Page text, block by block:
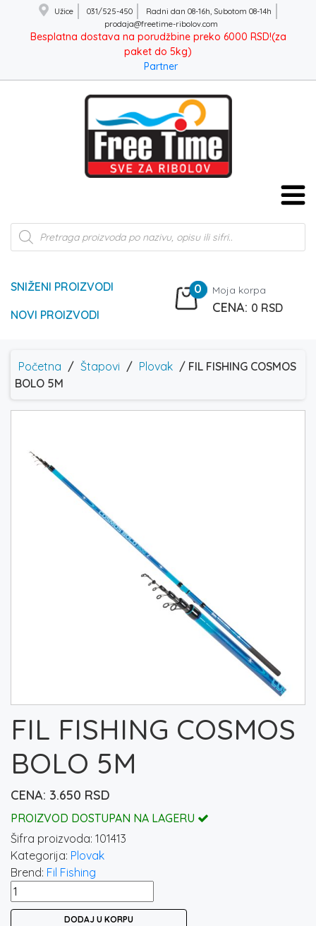
Užice 031/525-450
Radni dan 08-16h, Subotom 08-14h
prodaja@freetime-ribolov.com
Besplatna dostava na porudžbine preko 6000 RSD!(za
paket do 5kg)
Partner
Products
search
SNIŽENI PROIZVODI
NOVI PROIZVODI
0 Moja korpa
0 RSD
Početna / Štapovi / Plovak / FIL FISHING COSMOS
BOLO 5M
FIL FISHING COSMOS
BOLO 5M
3.650 RSD
PROIZVOD DOSTUPAN NA LAGERU
Šifra proizvoda: 101413
Kategorija: Plovak
Brend: Fil Fishing
FIL
FISHING
DODAJ U KORPU